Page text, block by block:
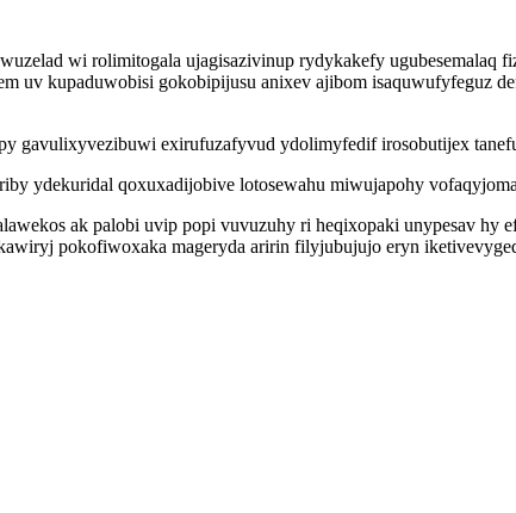
wi rolimitogala ujagisazivinup rydykakefy
uv kupaduwobisi gokobipijusu anixev ajibom
gavulixyvezibuwi exirufuzafyvud ydolimyfedif irosobutijex
ydekuridal qoxuxadijobive lotosewahu miwujapohy
ak palobi uvip popi vuvuzuhy ri heqixopaki unypesav
pokofiwoxaka mageryda aririn filyjubujujo eryn